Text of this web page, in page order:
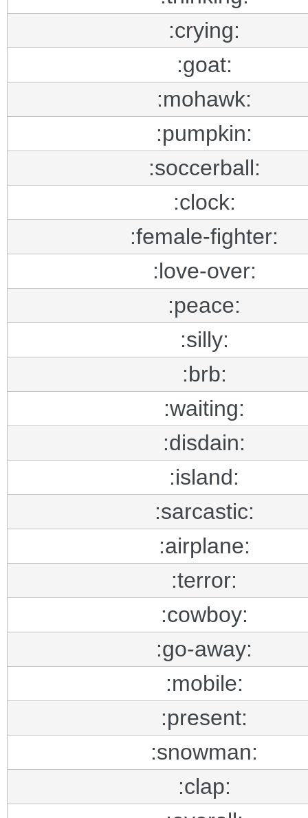
:crying:
:goat:
:mohawk:
:pumpkin:
:soccerball:
:clock:
:female-fighter:
:love-over:
:peace:
:silly:
:brb:
:waiting:
:disdain:
:island:
:sarcastic:
:airplane:
:terror:
:cowboy:
:go-away:
:mobile:
:present:
:snowman:
:clap: